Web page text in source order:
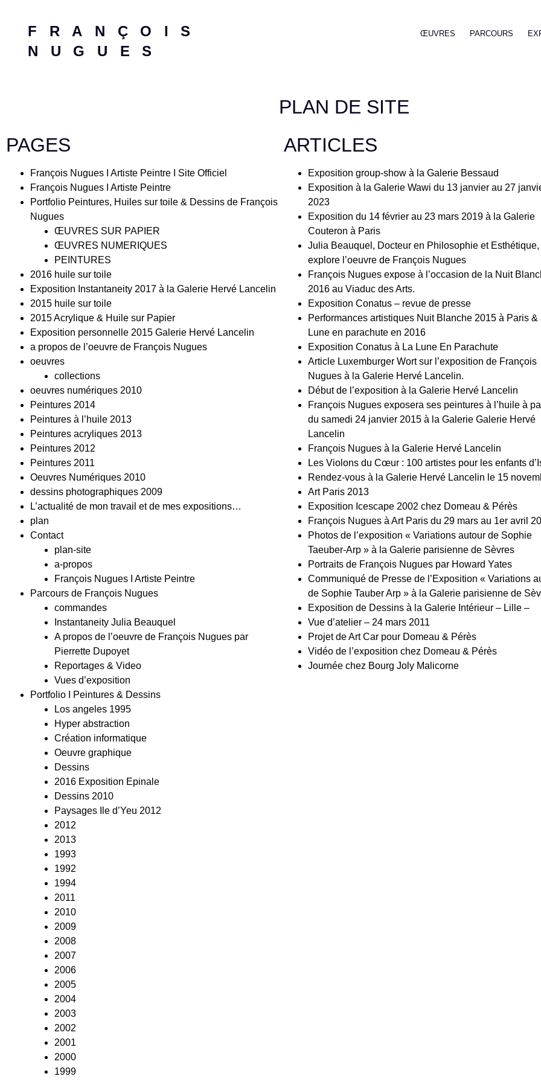
FRANÇOIS
NUGUES
ŒUVRES PARCOURS
PLAN DE SITE
PAGES
François Nugues I Artiste Peintre I Site Officiel
François Nugues I Artiste Peintre
Portfolio Peintures, Huiles sur toile & Dessins de François
Nugues
ŒUVRES SUR PAPIER
ŒUVRES NUMERIQUES
PEINTURES
2016 huile sur toile
Exposition Instantaneity 2017 à la Galerie Hervé Lancelin
2015 huile sur toile
2015 Acrylique & Huile sur Papier
Exposition personnelle 2015 Galerie Hervé Lancelin
a propos de l’oeuvre de François Nugues
oeuvres
collections
oeuvres numériques 2010
Peintures 2014
Peintures à l’huile 2013
Peintures acryliques 2013
Peintures 2012
Peintures 2011
Oeuvres Numériques 2010
dessins photographiques 2009
L’actualité de mon travail et de mes expositions…
plan
Contact
plan-site
a-propos
François Nugues I Artiste Peintre
Parcours de François Nugues
commandes
Instantaneity Julia Beauquel
A propos de l’oeuvre de François Nugues par
Pierrette Dupoyet
Reportages & Video
Vues d’exposition
Portfolio I Peintures & Dessins
Los angeles 1995
Hyper abstraction
Création informatique
Oeuvre graphique
Dessins
2016 Exposition Epinale
Dessins 2010
Paysages Ile d’Yeu 2012
2012
2013
1993
1992
1994
2011
2010
2009
2008
2007
2006
2005
2004
2003
2002
2001
2000
1999
ARTICLES
Exposition group-show à la Galerie Bessaud
Exposition à la Galerie Wawi du 13 janvier au 27
2023
Exposition du 14 février au 23 mars 2019 à la Galerie
Couteron à Paris
Julia Beauquel, Docteur en Philosophie et Esthétique,
explore l’oeuvre de François Nugues
François Nugues expose à l’occasion de la Nuit
2016 au Viaduc des Arts.
Exposition Conatus – revue de presse
Performances artistiques Nuit Blanche 2015 à Paris &
Lune en parachute en 2016
Exposition Conatus à La Lune En Parachute
Article Luxemburger Wort sur l’exposition de François
Nugues à la Galerie Hervé Lancelin.
Début de l’exposition à la Galerie Hervé Lancelin
François Nugues exposera ses peintures à l’huile à
du samedi 24 janvier 2015 à la Galerie Galerie Hervé
Lancelin
François Nugues à la Galerie Hervé Lancelin
Les Violons du Cœur : 100 artistes pour les enfants
Rendez-vous à la Galerie Hervé Lancelin le 15
Art Paris 2013
Exposition Icescape 2002 chez Domeau & Pérès
François Nugues à Art Paris du 29 mars au 1er avril
Photos de l’exposition « Variations autour de Sophie
Taeuber-Arp » à la Galerie parisienne de Sèvres
Portraits de François Nugues par Howard Yates
Communiqué de Presse de l’Exposition « Variations
de Sophie Tauber Arp » à la Galerie parisienne de
Exposition de Dessins à la Galerie Intérieur – Lille –
Vue d’atelier – 24 mars 2011
Projet de Art Car pour Domeau & Pérès
Vidéo de l’exposition chez Domeau & Pérès
Journée chez Bourg Joly Malicorne